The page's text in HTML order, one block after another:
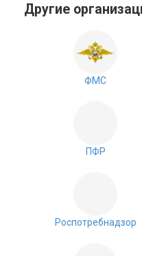
Другие
ФМС
ПФР
Роспотребнадзор